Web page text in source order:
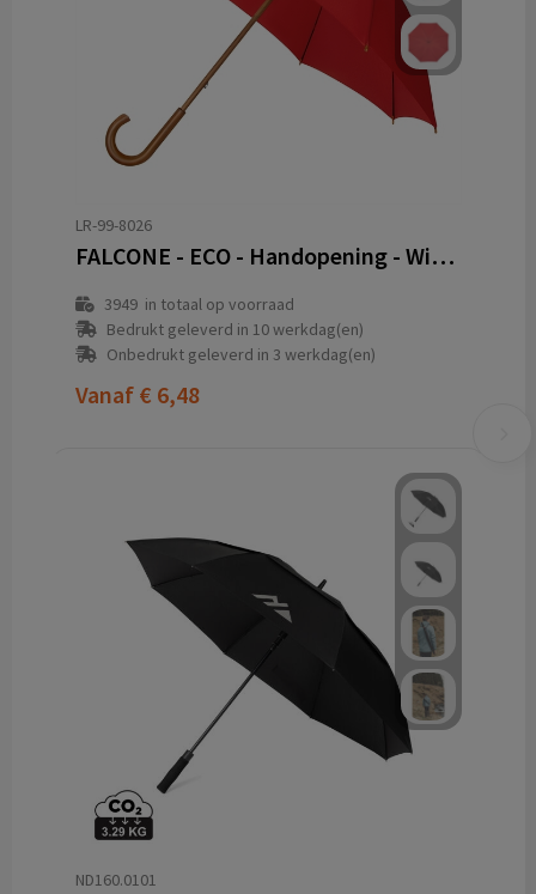
LR-99-8026
FALCONE - ECO - Handopening - Windproof - 102 cm
3949in totaal op voorraad
Bedrukt geleverd in 10 werkdag(en)
Onbedrukt geleverd in 3 werkdag(en)
Vanaf € 6,48
ND160.0101